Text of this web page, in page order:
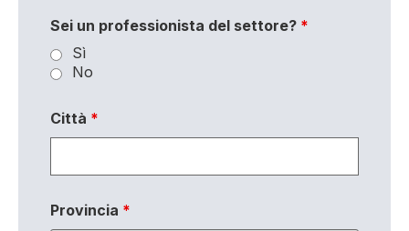
Sei un professionista del settore? *
Sì
No
Città *
Provincia *